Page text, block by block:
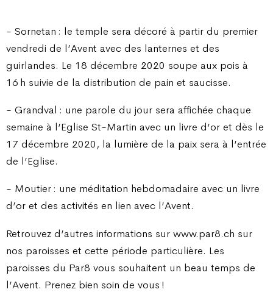
- Sornetan : le temple sera décoré à partir du premier
vendredi de l’Avent avec des lanternes et des
guirlandes. Le 18 décembre 2020 soupe aux pois à
16 h suivie de la distribution de pain et saucisse.
- Grandval : une parole du jour sera affichée chaque
semaine à l’Eglise St-Martin avec un livre d’or et dès le
17 décembre 2020, la lumière de la paix sera à l’entrée
de l’Eglise.
- Moutier : une méditation hebdomadaire avec un livre
d’or et des activités en lien avec l’Avent.
Retrouvez d’autres informations sur www.par8.ch sur
nos paroisses et cette période particulière. Les
paroisses du Par8 vous souhaitent un beau temps de
l’Avent. Prenez bien soin de vous !